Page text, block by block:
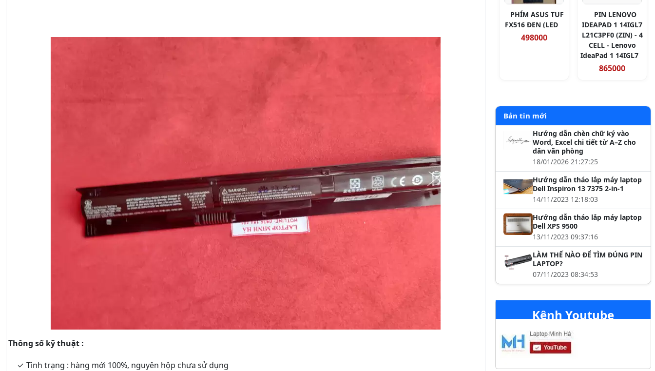
Thông số kỹ thuật :
Tình trạng : hàng mới 100%, nguyên hộp chưa sử dụng
PHÍM ASUS TUF
FX516 ĐEN (LED
498000
PIN LENOVO
IDEAPAD 1 14IGL7
L21C3PF0 (ZIN) - 4
CELL - Lenovo
IdeaPad 1 14IGL7
865000
Bản tin mới
Hướng dẫn chèn chữ ký vào
Word, Excel chi tiết từ A–Z cho
dân văn phòng
18/01/2026 21:27:25
Hướng dẫn tháo lắp máy laptop
Dell Inspiron 13 7375 2-in-1
14/11/2023 12:18:03
Hướng dẫn tháo lắp máy laptop
Dell XPS 9500
13/11/2023 09:37:16
LÀM THẾ NÀO ĐỂ TÌM ĐÚNG PIN
LAPTOP?
07/11/2023 08:34:53
Kênh Youtube